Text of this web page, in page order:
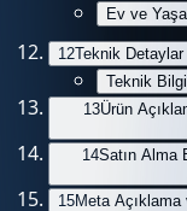
Ev ve
12Teknik Detaylar
Teknik
13Ürün
14Satın Alma
15Meta